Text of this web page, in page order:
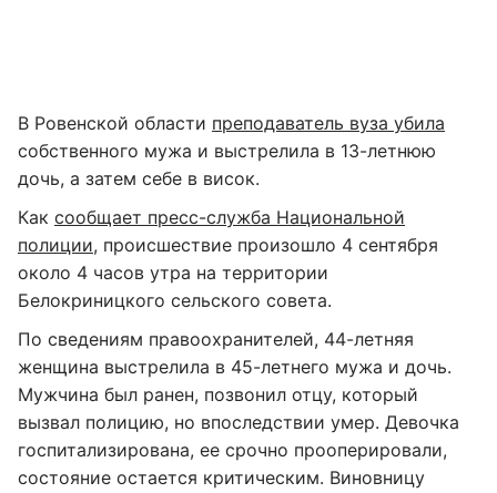
В Ровенской области преподаватель вуза убила
собственного мужа и выстрелила в 13-летнюю
дочь, а затем себе в висок.
Как сообщает пресс-служба Национальной
полиции, происшествие произошло 4 сентября
около 4 часов утра на территории
Белокриницкого сельского совета.
По сведениям правоохранителей, 44-летняя
женщина выстрелила в 45-летнего мужа и дочь.
Мужчина был ранен, позвонил отцу, который
вызвал полицию, но впоследствии умер. Девочка
госпитализирована, ее срочно прооперировали,
состояние остается критическим. Виновницу